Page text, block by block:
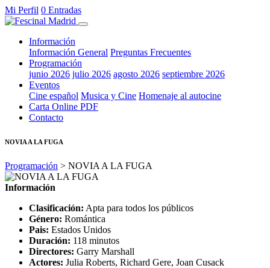
Mi Perfil 0 Entradas
Información
Información General Preguntas Frecuentes
Programación
junio 2026 julio 2026 agosto 2026 septiembre 2026
Eventos
Cine español Musica y Cine Homenaje al autocine
Carta Online PDF
Contacto
NOVIA A LA FUGA
Programación > NOVIA A LA FUGA
Información
Clasificación: Apta para todos los públicos
Género: Romántica
Pais: Estados Unidos
Duración: 118 minutos
Directores: Garry Marshall
Actores: Julia Roberts, Richard Gere, Joan Cusack